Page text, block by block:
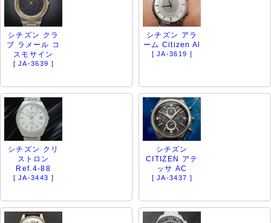
シチズン クラ
ブ ラメール コ
スモサイン
[ JA-3639 ]
シチズン アラ
ーム Citizen Al
[ JA-3619 ]
シチズン クリ
ストロン
Ref.4-88
[ JA-3443 ]
シチズン
CITIZEN アテ
ッサ AC
[ JA-3437 ]